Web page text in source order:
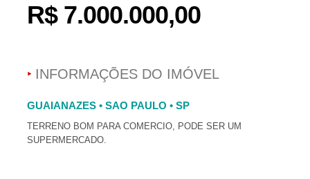
R$ 7.000.000,00
INFORMAÇÕES DO IMÓVEL
GUAIANAZES • SAO PAULO • SP
TERRENO BOM PARA COMERCIO, PODE SER UM
SUPERMERCADO.